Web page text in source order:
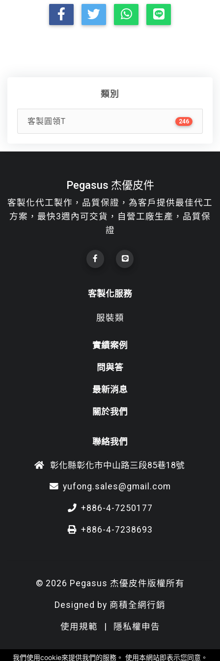
類別
客製圓領T 246
Pegasus 杰優皮件
客製化代工製作，品質保證，為客戶提供最佳代工
方案，最快3週內可交貨，自營工廠生產，品質保
證
客製化服務
服裝類
實績案例
問與答
最新消息
關於我們
聯絡我們
彰化縣彰化市中山路三段85巷18號
yufong.sales@gmail.com
+886-4-7250177
+886-4-7238693
© 2026 Pegasus 杰優皮件版權所有
Designed by 商積全網行銷
使用規範 | 隱私權申告
我們使用cookie來提供我們的服務。 使用本網站即表示您同意。